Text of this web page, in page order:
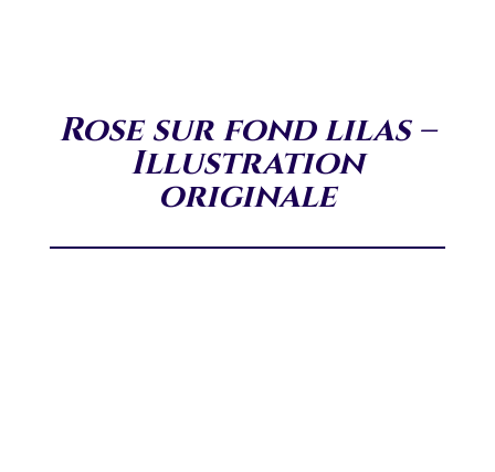
Rose sur fond lilas –
Illustration
originale